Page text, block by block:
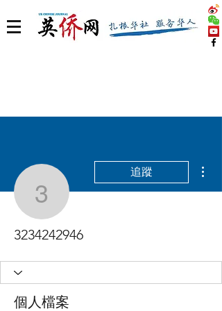
3234242946
追蹤
3234242946
個人檔案